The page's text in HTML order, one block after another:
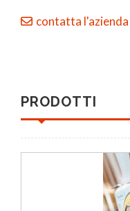
contatta l'azienda
PRODOTTI